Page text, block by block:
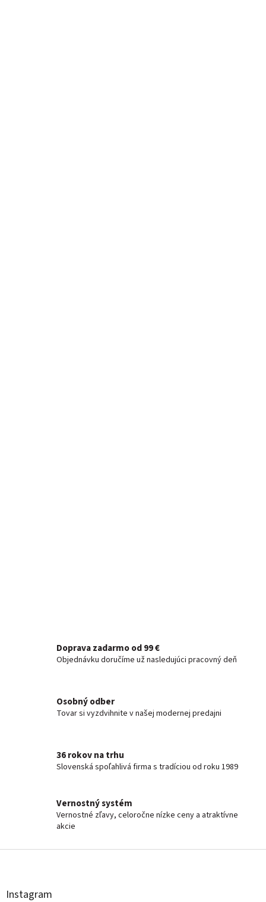
Doprava zadarmo od 99 €
Objednávku doručíme už nasledujúci pracovný deň
Osobný odber
Tovar si vyzdvihnite v našej modernej predajni
36 rokov na trhu
Slovenská spoľahlivá firma s tradíciou od roku 1989
Vernostný systém
Vernostné zľavy, celoročne nízke ceny a atraktívne
akcie
Z
Instagram